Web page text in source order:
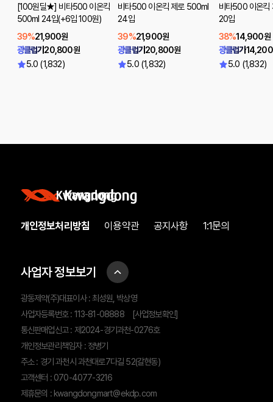
[100원딜★] 비타500 이온킥
500ml 24입(+6입 100원)
39%21,900원
광클럽가20,800원
5.0 (1,832)
비타500 이온킥 제로 500ml
24입
39%21,900원
광클럽가20,800원
5.0 (1,832)
비타500 이온
20입
38%14,900원
광클럽가14,200
5.0 (1,832)
개인정보처리방침 이용약관 공지사항 1:1문의
사업자 정보보기
광동제약(주)대표이사 : 최성원, 박상영
사업자등록번호 : 113-81-08888
[사업정보확인]
통신판매업신고 : 제2024-경기과천-0276호
개인정보관리책임자 : 정병기
주소 : 경기 과천시 과천대로7다길 52(갈현동)
고객센터 : 070-4077-3216
제휴문의 : kwangdongmart@ekdp.com